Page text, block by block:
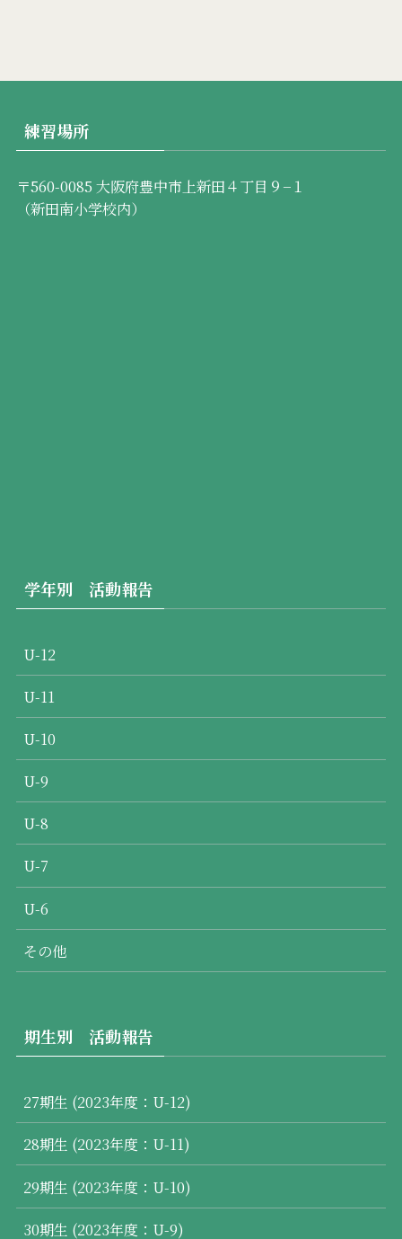
練習場所
〒560-0085 大阪府豊中市上新田４丁目９−１
（新田南小学校内）
学年別 活動報告
U-12
U-11
U-10
U-9
U-8
U-7
U-6
その他
期生別 活動報告
27期生 (2023年度：U-12)
28期生 (2023年度：U-11)
29期生 (2023年度：U-10)
30期生 (2023年度：U-9)